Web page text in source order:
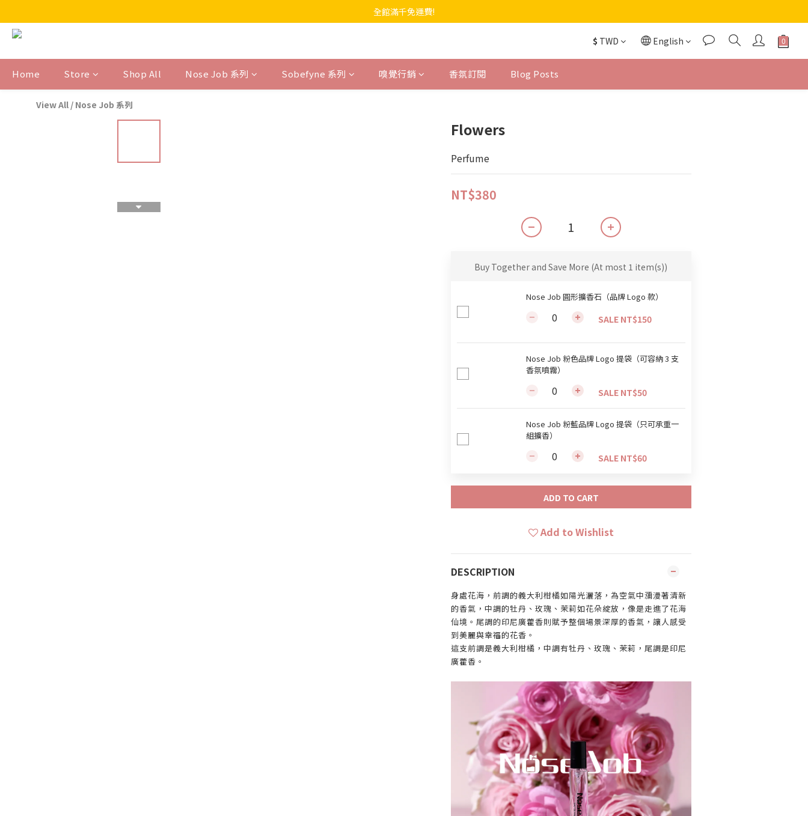
全館滿千免運費!
$ TWD English
Home Store Shop All Nose Job 系列 Sobefyne 系列 嗅覺行銷 香氛訂閱 Blog Posts
View All / Nose Job 系列
Flowers
Perfume
NT$380
Buy Together and Save More (At most 1 item(s))
Nose Job 圓形擴香石（品牌 Logo 款）
SALE NT$150
Nose Job 粉色品牌 Logo 提袋（可容納 3 支
香氛噴霧）
SALE NT$50
Nose Job 粉藍品牌 Logo 提袋（只可承重一
組擴香）
SALE NT$60
ADD TO CART
Add to Wishlist
DESCRIPTION
身處花海，前調的義大利柑橘如陽光灑落，為空氣中瀰漫著清新
的香氣，中調的牡丹、玫瑰、茉莉如花朵綻放，像是走進了花海
仙境。尾調的印尼廣藿香則賦予整個場景深厚的香氣，讓人感受
到美麗與幸福的花香。
這支前調是義大利柑橘，中調有牡丹、玫瑰、茉莉，尾調是印尼
廣藿香。